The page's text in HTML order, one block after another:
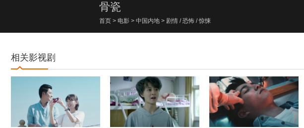
骨瓷
首页 > 电影 > 中国内地 > 剧情 / 恐怖 / 惊悚
相关影视剧